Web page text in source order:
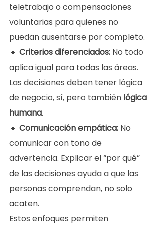
teletrabajo o compensaciones
voluntarias para quienes no
puedan ausentarse por completo.
🔹 Criterios diferenciados: No todo
aplica igual para todas las áreas.
Las decisiones deben tener lógica
de negocio, sí, pero también lógica
humana.
🔹 Comunicación empática: No
comunicar con tono de
advertencia. Explicar el “por qué”
de las decisiones ayuda a que las
personas comprendan, no solo
acaten.
Estos enfoques permiten